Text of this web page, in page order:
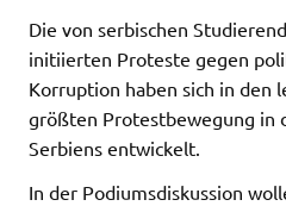
Die von serbischen
initiierten Proteste gegen
Korruption haben sich in den
größten Protestbewegung in
Serbiens entwickelt.
In der Podiumsdiskussion